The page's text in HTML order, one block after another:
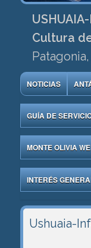
Cultura
NOTICIAS
GUÍA DE
MONTE OLIVIA
INTERÉS
Ushuaia-